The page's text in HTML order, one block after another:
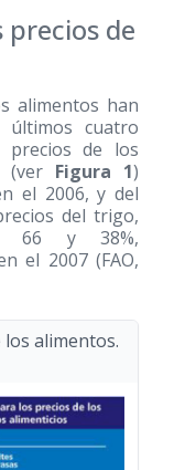
precios de
alimentos han
últimos cuatro
precios de los
(ver Figura 1)
el 2006, y del
del trigo,
66 y 38%,
el 2007 (FAO,
los alimentos.